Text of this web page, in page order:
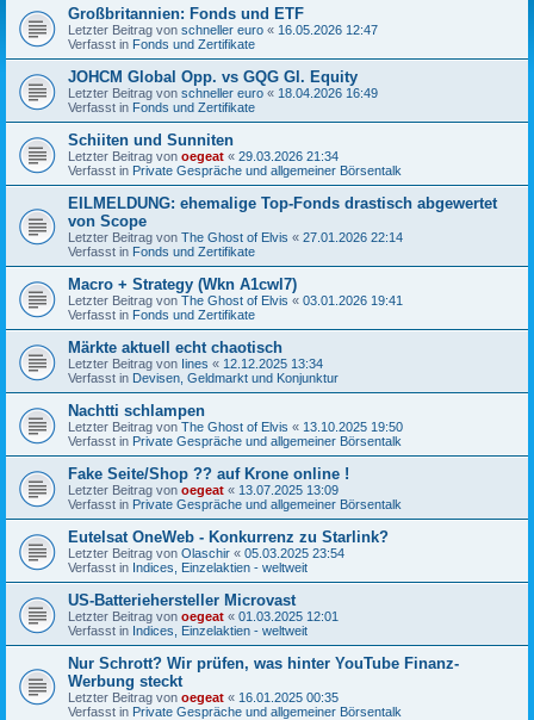
Großbritannien: Fonds und ETF
Letzter Beitrag von schneller euro « 16.05.2026 12:47
Verfasst in Fonds und Zertifikate
JOHCM Global Opp. vs GQG Gl. Equity
Letzter Beitrag von schneller euro « 18.04.2026 16:49
Verfasst in Fonds und Zertifikate
Schiiten und Sunniten
Letzter Beitrag von oegeat « 29.03.2026 21:34
Verfasst in Private Gespräche und allgemeiner Börsentalk
EILMELDUNG: ehemalige Top-Fonds drastisch abgewertet
von Scope
Letzter Beitrag von The Ghost of Elvis « 27.01.2026 22:14
Verfasst in Fonds und Zertifikate
Macro + Strategy (Wkn A1cwl7)
Letzter Beitrag von The Ghost of Elvis « 03.01.2026 19:41
Verfasst in Fonds und Zertifikate
Märkte aktuell echt chaotisch
Letzter Beitrag von Iines « 12.12.2025 13:34
Verfasst in Devisen, Geldmarkt und Konjunktur
Nachtti schlampen
Letzter Beitrag von The Ghost of Elvis « 13.10.2025 19:50
Verfasst in Private Gespräche und allgemeiner Börsentalk
Fake Seite/Shop ?? auf Krone online !
Letzter Beitrag von oegeat « 13.07.2025 13:09
Verfasst in Private Gespräche und allgemeiner Börsentalk
Eutelsat OneWeb - Konkurrenz zu Starlink?
Letzter Beitrag von Olaschir « 05.03.2025 23:54
Verfasst in Indices, Einzelaktien - weltweit
US-Batteriehersteller Microvast
Letzter Beitrag von oegeat « 01.03.2025 12:01
Verfasst in Indices, Einzelaktien - weltweit
Nur Schrott? Wir prüfen, was hinter YouTube Finanz-
Werbung steckt
Letzter Beitrag von oegeat « 16.01.2025 00:35
Verfasst in Private Gespräche und allgemeiner Börsentalk